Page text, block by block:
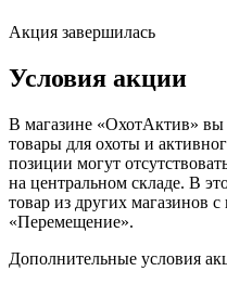
Акция завершилась
Условия акции
В магазине «ОхотАктив»
товары для охоты и
позиции могут
на центральном складе. В
товар из других магазинов
«Перемещение».
Дополнительные условия